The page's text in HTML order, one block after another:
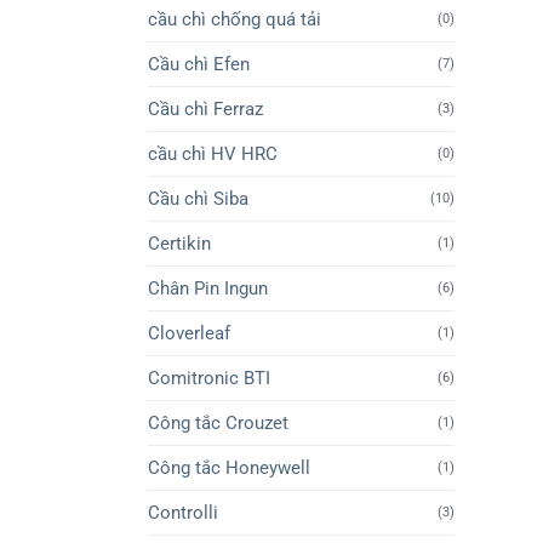
cầu chì chống quá tải (0)
Cầu chì Efen (7)
Cầu chì Ferraz (3)
cầu chì HV HRC (0)
Cầu chì Siba (10)
Certikin (1)
Chân Pin Ingun (6)
Cloverleaf (1)
Comitronic BTI (6)
Công tắc Crouzet (1)
Công tắc Honeywell (1)
Controlli (3)